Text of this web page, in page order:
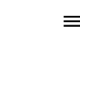
menu